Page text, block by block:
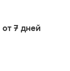
от 7 дней